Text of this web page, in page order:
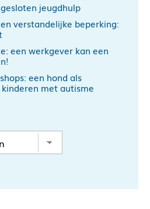
jeugdhulp
verstandelijke beperking:
een werkgever kan een
een hond als
met autisme